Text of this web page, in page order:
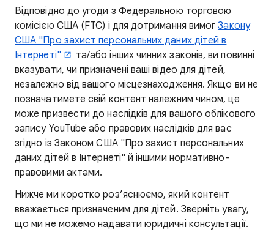
Відповідно до угоди з Федеральною торговою
комісією США (FTC) і для дотримання вимогЗакону
США "Про захист персональних даних дітей в
Інтернеті"
та/або інших чинних законів, ви повинні
вказувати, чи призначені ваші відео для дітей,
незалежно від вашого місцезнаходження. Якщо ви не
позначатимете свій контент належним чином, це
може призвести до наслідків для вашого облікового
запису YouTube або правових наслідків для вас
згідно із Законом США "Про захист персональних
даних дітей в Інтернеті" й іншими нормативно-
правовими актами.
Нижче ми коротко роз’яснюємо, який контент
вважається призначеним для дітей. Зверніть увагу,
що ми не можемо надавати юридичні консультації.